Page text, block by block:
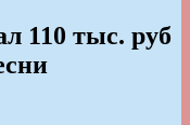
110 тыс. руб